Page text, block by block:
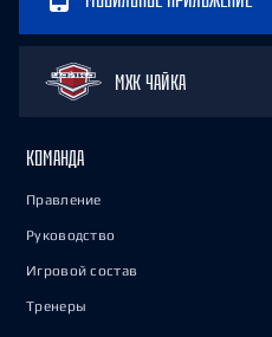
МХК ЧАЙКА
КОМАНДА
Правление
Руководство
Игровой состав
Тренеры